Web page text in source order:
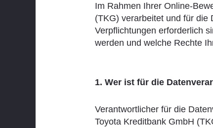
Im Rahmen Ihrer Online-
(TKG) verarbeitet und für die
Verpflichtungen erforderlich
werden und welche Rechte
1. Wer ist für die
Verantwortlicher für die
Toyota Kreditbank GmbH